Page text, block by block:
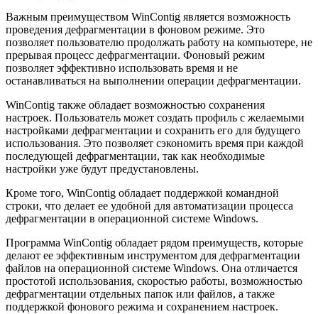
Важным преимуществом WinContig является возможность
проведения дефрагментации в фоновом режиме. Это
позволяет пользователю продолжать работу на компьютере, не
прерывая процесс дефрагментации. Фоновый режим
позволяет эффективно использовать время и не
останавливаться на выполнении операции дефрагментации.
WinContig также обладает возможностью сохранения
настроек. Пользователь может создать профиль с желаемыми
настройками дефрагментации и сохранить его для будущего
использования. Это позволяет сэкономить время при каждой
последующей дефрагментации, так как необходимые
настройки уже будут предустановлены.
Кроме того, WinContig обладает поддержкой командной
строки, что делает ее удобной для автоматизации процесса
дефрагментации в операционной системе Windows.
Программа WinContig обладает рядом преимуществ, которые
делают ее эффективным инструментом для дефрагментации
файлов на операционной системе Windows. Она отличается
простотой использования, скоростью работы, возможностью
дефрагментации отдельных папок или файлов, а также
поддержкой фонового режима и сохранением настроек.